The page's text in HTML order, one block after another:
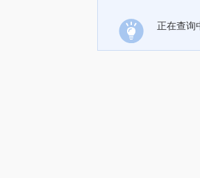
正在查询